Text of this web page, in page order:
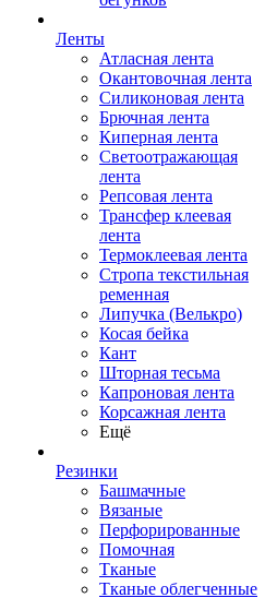
Ленты
Атласная лента
Окантовочная лента
Силиконовая лента
Брючная лента
Киперная лента
Светоотражающая
лента
Репсовая лента
Трансфер клеевая
лента
Термоклеевая лента
Стропа текстильная
ременная
Липучка (Велькро)
Косая бейка
Кант
Шторная тесьма
Капроновая лента
Корсажная лента
Ещё
Резинки
Башмачные
Вязаные
Перфорированные
Помочная
Тканые
Тканые облегченные